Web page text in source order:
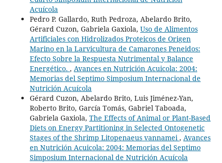
Acuícola
Pedro P. Gallardo, Ruth Pedroza, Abelardo Brito,
Gérard Cuzon, Gabriela Gaxiola, Uso de Alimentos
Artificiales con Hidrolizados Proteicos de Origen
Marino en la Larvicultura de Camarones Peneidos:
Efecto Sobre la Respuesta Nutrimental y Balance
Energético. , Avances en Nutrición Acuicola: 2004:
Memorias del Septimo Simposium Internacional de
Nutrición Acuícola
Gérard Cuzon, Abelardo Brito, Luis Jiménez-Yan,
Roberto Brito, García Tomás, Gabriel Taboada,
Gabriela Gaxiola, The Effects of Animal or Plant-Based
Diets on Energy Partitioning in Selected Ontogenetic
Stages of the Shrimp Litopenaeus vannamei, Avances
en Nutrición Acuicola: 2004: Memorias del Septimo
Simposium Internacional de Nutrición Acuícola